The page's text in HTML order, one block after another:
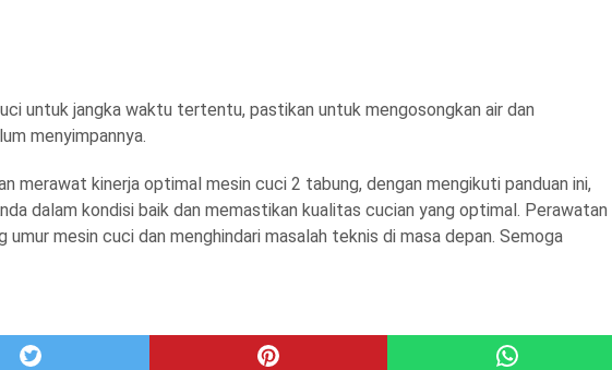
untuk jangka waktu tertentu, pastikan untuk mengosongkan air dan
menyimpannya.
merawat kinerja optimal mesin cuci 2 tabung, dengan mengikuti panduan ini,
dalam kondisi baik dan memastikan kualitas cucian yang optimal. Perawatan
mesin cuci dan menghindari masalah teknis di masa depan. Semoga